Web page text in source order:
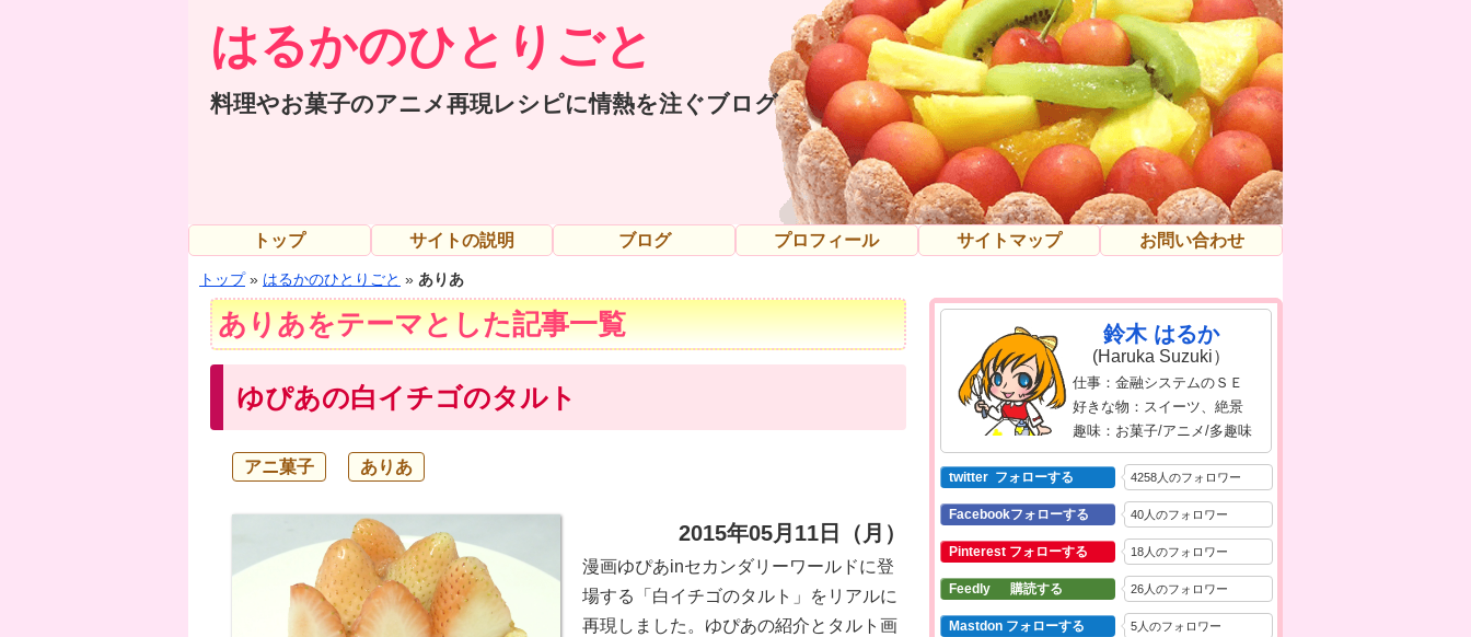
はるかのひとりごと
料理やお菓子のアニメ再現レシピに情熱を注ぐブログ
トップ サイトの説明 ブログ プロフィール サイトマップ お問い合わせ
トップ» はるかのひとりごと » ありあ
ありあをテーマとした記事一覧
ゆぴあの白イチゴのタルト
アニ菓子 ありあ
2015年05月11日（月）
漫画ゆぴあinセカンダリーワールドに登
場する「白イチゴのタルト」をリアルに
再現しました。ゆぴあの紹介とタルト画
鈴木 はるか
(Haruka Suzuki）
仕事：金融システムのＳＥ
好きな物：スイーツ、絶景
趣味：お菓子/アニメ/多趣味
twitter フォローする 4258人のフォロワー
Facebookフォローする 40人のフォロワー
Pinterest フォローする 18人のフォロワー
Feedly 購読する 26人のフォロワー
Mastdon フォローする 5人のフォロワー